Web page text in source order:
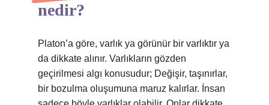
nedir?
Platon’a göre, varlık ya görünür bir varlıktır ya
da dikkate alınır. Varlıkların gözden
geçirilmesi algı konusudur; Değişir, taşınırlar,
bir bozulma oluşumuna maruz kalırlar. İnsan